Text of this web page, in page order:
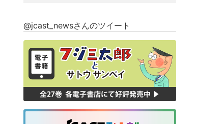
@jcast_newsさんのツイート